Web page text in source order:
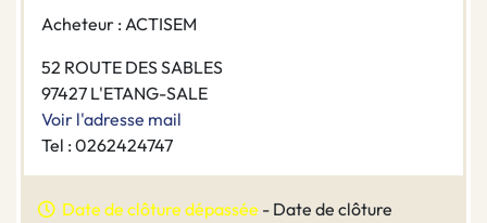
Acheteur : ACTISEM
52 ROUTE DES SABLES
97427 L'ETANG-SALE
Voir l'adresse mail
Tel : 0262424747
Date de clôture dépassée - Date de clôture